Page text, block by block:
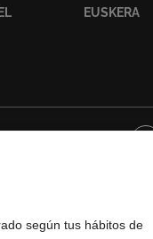
según tus hábitos de
EUSKERA